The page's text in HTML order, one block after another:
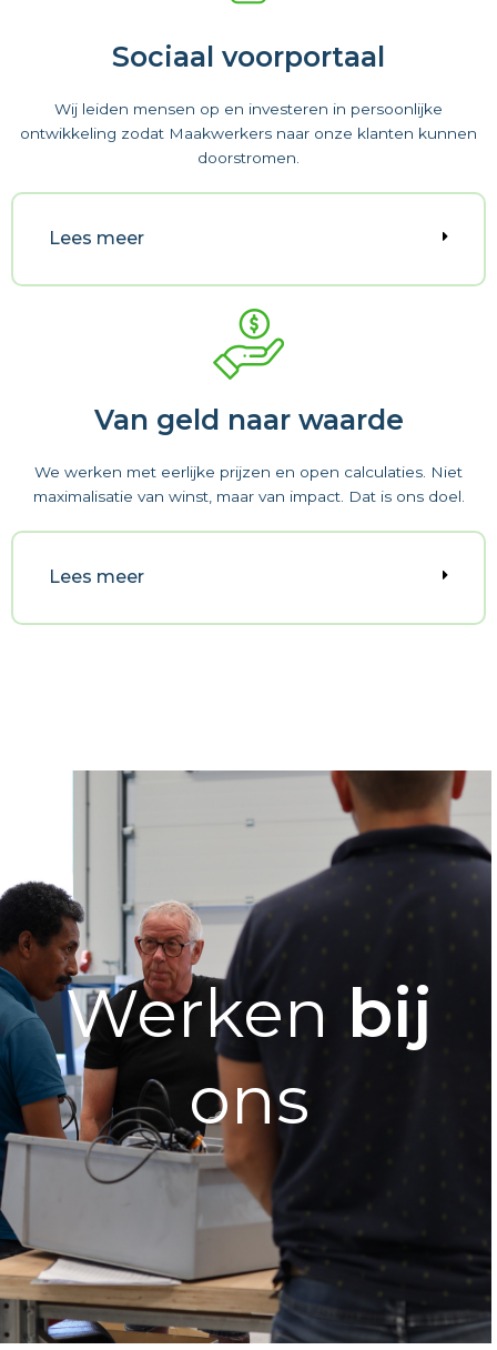
Sociaal voorportaal
Wij leiden mensen op en investeren in persoonlijke
ontwikkeling zodat Maakwerkers naar onze klanten kunnen
doorstromen.
Lees meer
Van geld naar waarde
We werken met eerlijke prijzen en open calculaties. Niet
maximalisatie van winst, maar van impact. Dat is ons doel.
Lees meer
Werken bij
ons